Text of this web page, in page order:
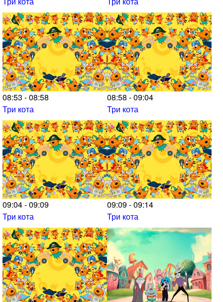
08:53 - 08:58
Три кота
08:58 - 09:04
Три кота
09:04 - 09:09
Три кота
09:09 - 09:14
Три кота